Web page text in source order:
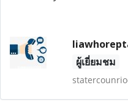
ผู้เยี่ยมชม